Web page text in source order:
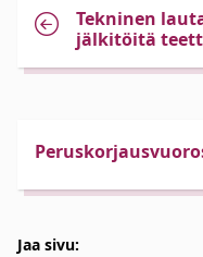
Tekninen
jälkitöitä
Jaa sivu: